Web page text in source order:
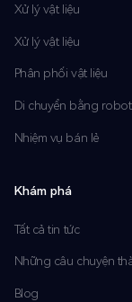
Xử lý vật liệu
Xử lý vật liệu
Phân phối vật liệu
Di chuyển bằng robot
Nhiệm vụ bán lẻ
Khám phá
Tất cả tin tức
Những câu chuyện
Blog